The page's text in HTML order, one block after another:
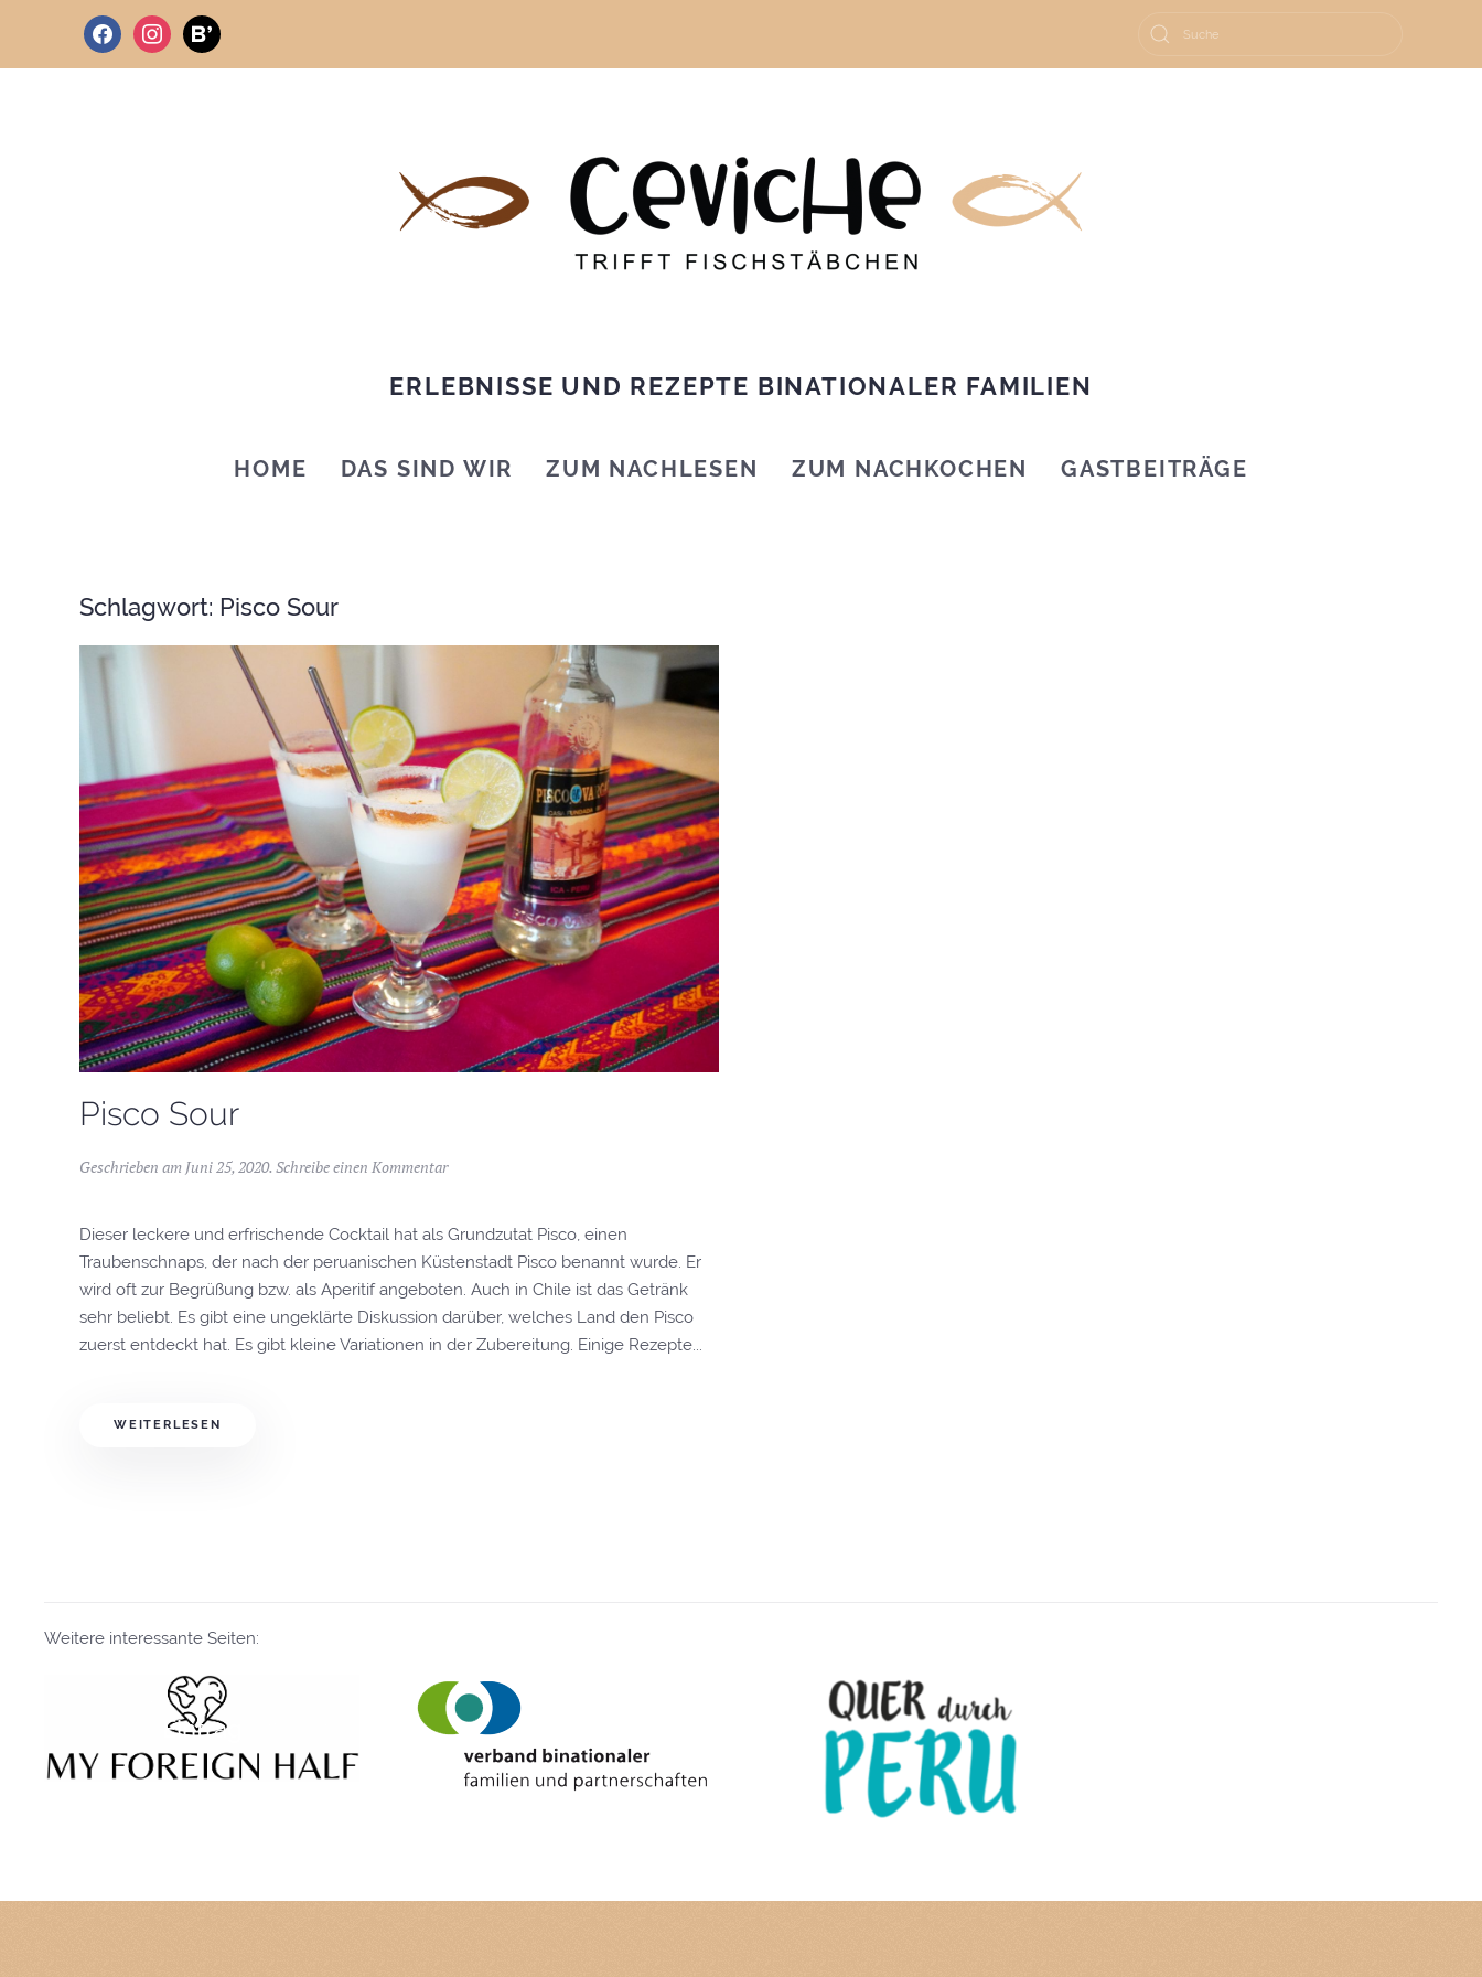
facebookinstagrambloglovin
ERLEBNISSE UND REZEPTE BINATIONALER FAMILIEN
HOME DAS SIND WIR ZUM NACHLESEN ZUM NACHKOCHEN GASTBEITRÄGE
Schlagwort: Pisco Sour
Pisco Sour
Geschrieben am Juni 25, 2020. Schreibe einen Kommentar
Dieser leckere und erfrischende Cocktail hat als Grundzutat Pisco, einen
Traubenschnaps, der nach der peruanischen Küstenstadt Pisco benannt wurde. Er
wird oft zur Begrüßung bzw. als Aperitif angeboten. Auch in Chile ist das Getränk
sehr beliebt. Es gibt eine ungeklärte Diskussion darüber, welches Land den Pisco
zuerst entdeckt hat. Es gibt kleine Variationen in der Zubereitung. Einige Rezepte...
WEITERLESEN
Weitere interessante Seiten:
Eintrag